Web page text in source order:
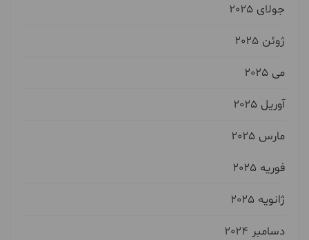
جولای 2025
ژوئن 2025
می 2025
آوریل 2025
مارس 2025
فوریه 2025
ژانویه 2025
دسامبر 2024